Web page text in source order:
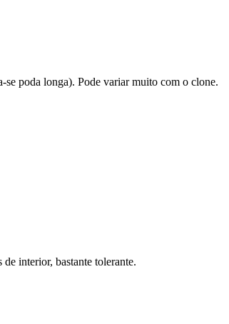
poda longa). Pode variar muito com o clone.
interior, bastante tolerante.